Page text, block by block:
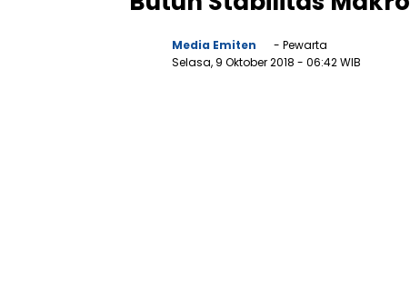
Media Emiten
- Pewarta
Selasa, 9 Oktober 2018 - 06:42 WIB